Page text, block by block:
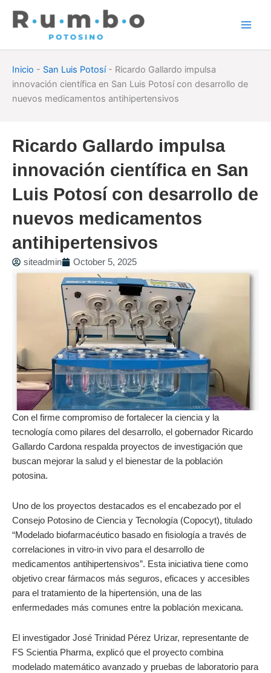
Inicio - San Luis Potosí- Ricardo Gallardo impulsa
innovación científica en San Luis Potosí con desarrollo de
nuevos medicamentos antihipertensivos
Ricardo Gallardo impulsa
innovación científica en San
Luis Potosí con desarrollo de
nuevos medicamentos
antihipertensivos
siteadmin October 5, 2025
Con el firme compromiso de fortalecer la ciencia y la
tecnología como pilares del desarrollo, el gobernador Ricardo
Gallardo Cardona respalda proyectos de investigación que
buscan mejorar la salud y el bienestar de la población
potosina.
Uno de los proyectos destacados es el encabezado por el
Consejo Potosino de Ciencia y Tecnología (Copocyt), titulado
“Modelado biofarmacéutico basado en fisiología a través de
correlaciones in vitro-in vivo para el desarrollo de
medicamentos antihipertensivos”. Esta iniciativa tiene como
objetivo crear fármacos más seguros, eficaces y accesibles
para el tratamiento de la hipertensión, una de las
enfermedades más comunes entre la población mexicana.
El investigador José Trinidad Pérez Urizar, representante de
FS Scientia Pharma, explicó que el proyecto combina
modelado matemático avanzado y pruebas de laboratorio para